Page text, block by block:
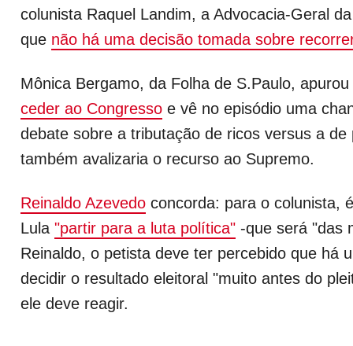
colunista Raquel Landim, a Advocacia-Geral
que não há uma decisão tomada sobre
Mônica Bergamo, da Folha de S.Paulo,
ceder ao Congresso e vê no episódio uma
debate sobre a tributação de ricos versus a de
também avalizaria o recurso ao Supremo.
Reinaldo Azevedo concorda: para o colunista,
Lula "partir para a luta política" -que será "das
Reinaldo, o petista deve ter percebido que há
decidir o resultado eleitoral "muito antes do
ele deve reagir.